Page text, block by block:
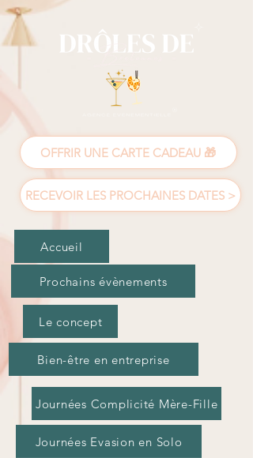
OFFRIR UNE CARTE CADEAU 🎁
RECEVOIR LES PROCHAINES DATES >
Accueil
Prochains évènements
Le concept
Bien-être en entreprise
Journées Complicité Mère-Fille
Journées Evasion en Solo